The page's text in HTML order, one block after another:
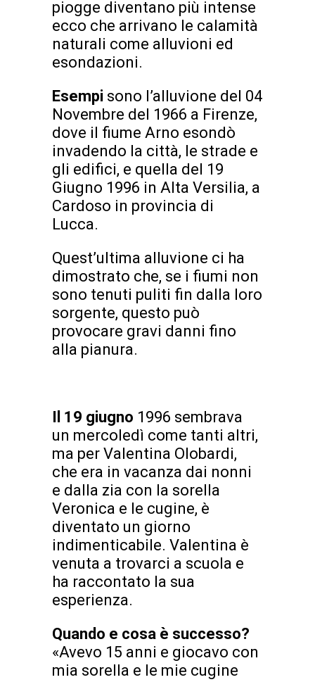
piogge diventano più intense
ecco che arrivano le calamità
naturali come alluvioni ed
esondazioni.
Esempi sono l’alluvione del 04
Novembre del 1966 a Firenze,
dove il fiume Arno esondò
invadendo la città, le strade e
gli edifici, e quella del 19
Giugno 1996 in Alta Versilia, a
Cardoso in provincia di
Lucca.
Quest’ultima alluvione ci ha
dimostrato che, se i fiumi non
sono tenuti puliti fin dalla loro
sorgente, questo può
provocare gravi danni fino
alla pianura.
Il 19 giugno 1996 sembrava
un mercoledì come tanti altri,
ma per Valentina Olobardi,
che era in vacanza dai nonni
e dalla zia con la sorella
Veronica e le cugine, è
diventato un giorno
indimenticabile. Valentina è
venuta a trovarci a scuola e
ha raccontato la sua
esperienza.
Quando e cosa è successo?
«Avevo 15 anni e giocavo con
mia sorella e le mie cugine